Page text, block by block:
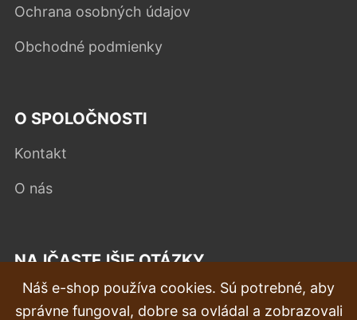
Ochrana osobných údajov
Obchodné podmienky
O SPOLOČNOSTI
Kontakt
O nás
NAJČASTEJŠIE OTÁZKY
Reklamácia
Náš e-shop používa cookies. Sú potrebné, aby
správne fungoval, dobre sa ovládal a zobrazovali